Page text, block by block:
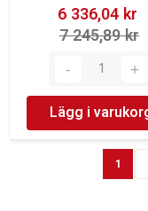
6 336,04 kr‎
7 245,89 kr‎
Lägg i
Sida1